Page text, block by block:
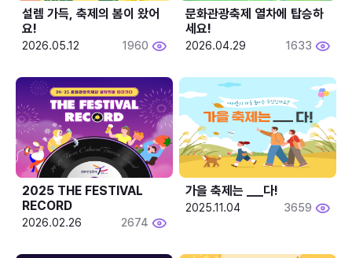
설렘 가득, 축제의 봄이 왔어
요!
2026.05.12 1960
문화관광축제 열차에 탑승하
세요!
2026.04.29 1633
2025 THE FESTIVAL
RECORD
2026.02.26 2674
2025.11.04 3659